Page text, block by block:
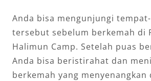
Anda bisa mengunjungi
tersebut sebelum berkemah di
Halimun Camp. Setelah puas
Anda bisa beristirahat dan
berkemah yang menyenangkan